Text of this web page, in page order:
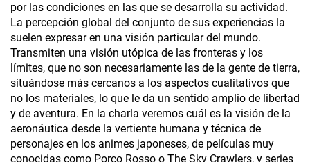
por las condiciones en las que se desarrolla su actividad.
La percepción global del conjunto de sus experiencias la
suelen expresar en una visión particular del mundo.
Transmiten una visión utópica de las fronteras y los
límites, que no son necesariamente las de la gente de tierra,
situándose más cercanos a los aspectos cualitativos que
no los materiales, lo que le da un sentido amplio de libertad
y de aventura. En la charla veremos cuál es la visión de la
aeronáutica desde la vertiente humana y técnica de
personajes en los animes japoneses, de películas muy
conocidas como Porco Rosso o The Sky Crawlers, y series